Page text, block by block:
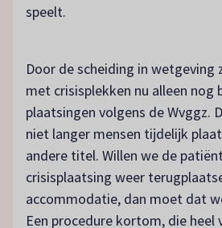
speelt.
Door de scheiding in wetgeving
met crisisplekken nu alleen nog
plaatsingen volgens de Wvggz.
niet langer mensen tijdelijk
andere titel. Willen we de
crisisplaatsing weer
accommodatie, dan moet dat
Een procedure kortom, die heel